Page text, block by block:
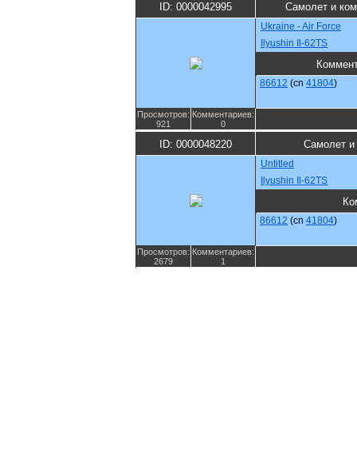
ID: 0000042995 Самолет и
Ukraine - Air Force
Ilyushin Il-62TS
86612 (cn 41804)
Просмотров:
921
Комментариев:
0
ID: 0000048220 Самолет и
Untitled
Ilyushin Il-62TS
86612 (cn 41804)
Просмотров:
2679
Комментариев:
1